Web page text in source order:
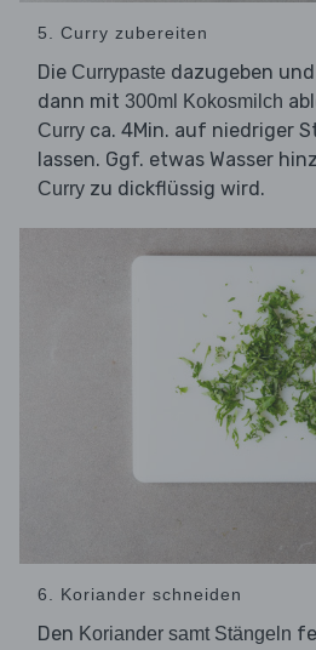
5. Curry zubereiten
Die Currypaste dazugeben
dann mit 300ml Kokosmilch
Curry ca. 4Min. auf niedriger
lassen. Ggf. etwas Wasser
Curry zu dickflüssig wird.
6. Koriander schneiden
Den Koriander samt Stängeln